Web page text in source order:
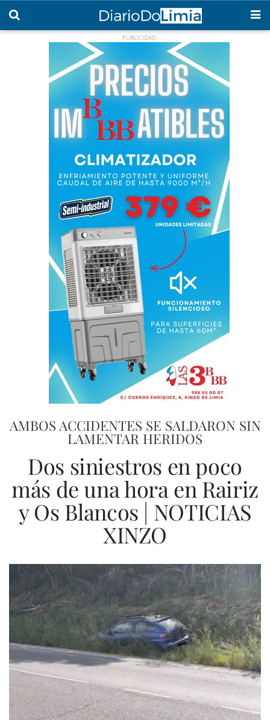
AMBOS ACCIDENTES SE SALDARON SIN
LAMENTAR HERIDOS
Dos siniestros en poco
más de una hora en Rairiz
y Os Blancos | NOTICIAS
XINZO